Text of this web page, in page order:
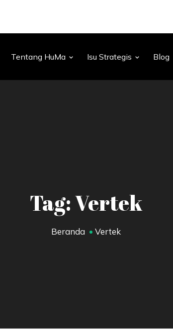
Tentang HuMa Isu Strategis Blog
Tag: Vertek
Beranda Vertek